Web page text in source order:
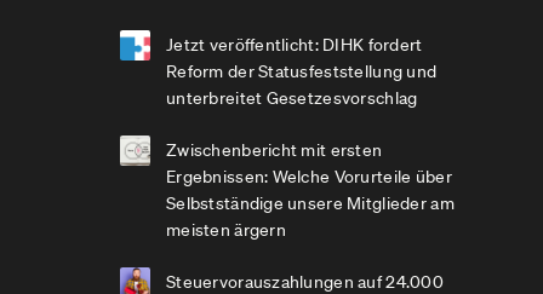
Jetzt veröffentlicht: DIHK fordert
Reform der Statusfeststellung und
unterbreitet Gesetzesvorschlag
Zwischenbericht mit ersten
Ergebnissen: Welche Vorurteile über
Selbstständige unsere Mitglieder am
meisten ärgern
Steuervorauszahlungen auf 24.000